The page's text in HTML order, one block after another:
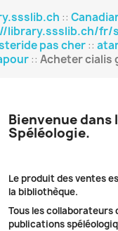
::
library.ssslib.ch/fr/
pas cher::
:: Acheter cialis
Bienvenue dans
Spéléologie.
Le produit des ventes
la bibliothèque.
Tous les collaborateurs
publications